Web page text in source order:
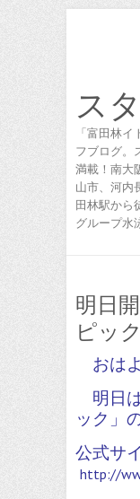
ス
「富田林
フブログ。
満載！南大
山市、河内
田林駅から
グループ水
明日
ピック
おは
明日
ック」
公式サ
http://